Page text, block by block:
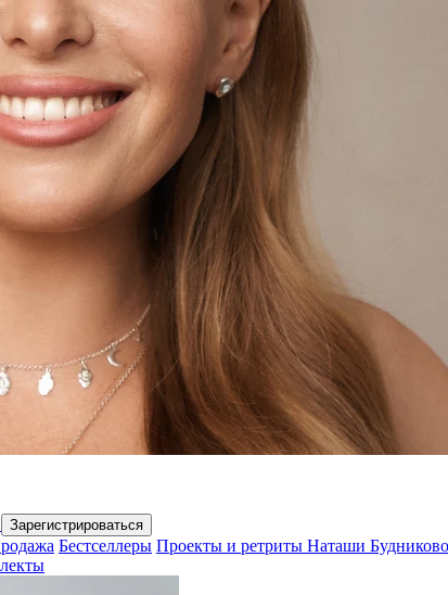
Зарегистрироваться
Бестселлеры Проекты и ретриты Наташи